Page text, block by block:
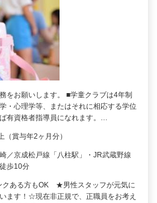
をお願いします。 ■学童クラブは4年制
・心理学等、またはそれに相応する学位
ば有資格者指導員になれます。…
（賞与年2ヶ月分）
／京成松戸線「八柱駅」・JR武蔵野線
歩10分
クある方もOK ★男性スタッフが元気に
ます！☆現在非正規で、正職員をお考え